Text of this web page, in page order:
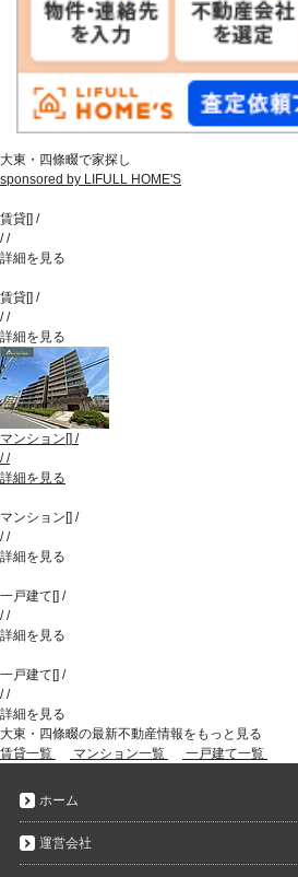
大東・四條畷で家探し
sponsored by LIFULL HOME'S
賃貸[] /
//
詳細を見る
賃貸[] /
//
詳細を見る
マンション[] /
//
詳細を見る
マンション[] /
//
詳細を見る
一戸建て[] /
//
詳細を見る
一戸建て[] /
//
詳細を見る
大東・四條畷の最新不動産情報をもっと見る
賃貸一覧
マンション一覧 一戸建て一覧
ホーム
運営会社